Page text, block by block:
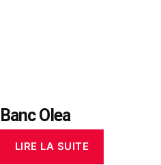
Banc Olea
LIRE LA SUITE